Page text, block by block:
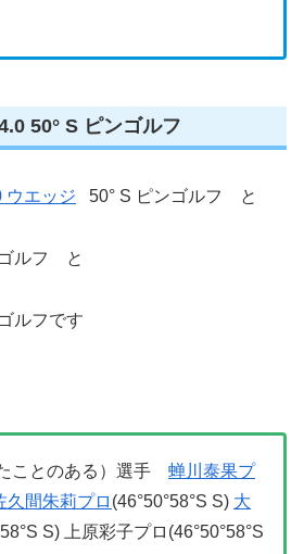
50° S ピンゴルフ
ウエッジ 50° S ピンゴルフ と
ルフ と
ルフです
ことのある）選手 蝉川泰果プ
久間朱莉プロ (46°50°58°S S) 大
S) 上原彩子プロ(46°50°58°S